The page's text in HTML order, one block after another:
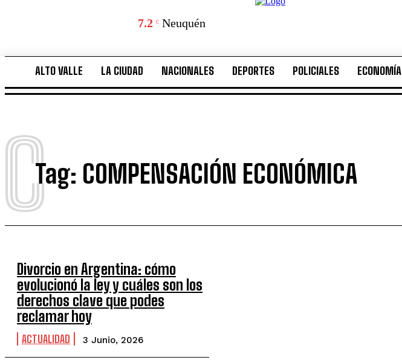
7.2 C Neuquén
ALTO VALLE LA CIUDAD NACIONALES DEPORTES POLICIALES ECONOMÍA
ALTO VALLE LA CIUDAD NACIONALES DEPORTES POLICIALES ECONOMÍA
Tag: COMPENSACIÓN ECONÓMICA
C
Divorcio en Argentina: cómo
evolucionó la ley y cuáles son los
derechos clave que podes
reclamar hoy
ACTUALIDAD 3 Junio, 2026